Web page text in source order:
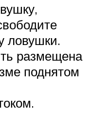
ловушки.
размещена
поднятом